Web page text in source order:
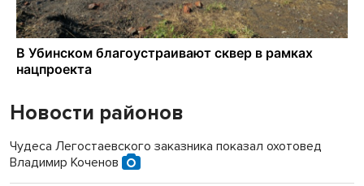
Новости районов
Чудеса Легостаевского заказника показал охотовед
Владимир Коченов